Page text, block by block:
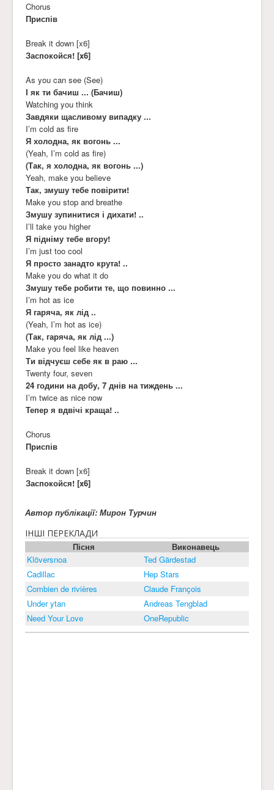
Chorus
Приспів
Break it down [x6]
Заспокойся! [x6]
As you can see (See)
І як ти бачиш ... (Бачиш)
Watching you think
Завдяки щасливому випадку ...
I’m cold as fire
Я холодна, як вогонь ...
(Yeah, I’m cold as fire)
(Так, я холодна, як вогонь ...)
Yeah, make you believe
Так, змушу тебе повірити!
Make you stop and breathe
Змушу зупинитися і дихати! ..
I’ll take you higher
Я підніму тебе вгору!
I’m just too cool
Я просто занадто крута! ..
Make you do what it do
Змушу тебе робити те, що повинно ...
I’m hot as ice
Я гаряча, як лід ..
(Yeah, I’m hot as ice)
(Так, гаряча, як лід ...)
Make you feel like heaven
Ти відчуєш себе як в раю ...
Twenty four, seven
24 години на добу, 7 днів на тиждень ...
I’m twice as nice now
Тепер я вдвічі краща! ..
Chorus
Приспів
Break it down [x6]
Заспокойся! [x6]
Автор публікації: Мирон Турчин
ІНШІ ПЕРЕКЛАДИ
Пісня
Виконавець
Klöversnoa
Ted Gärdestad
Cadillac
Hep Stars
Combien de rivières
Claude François
Under ytan
Andreas Tengblad
Need Your Love
OneRepublic